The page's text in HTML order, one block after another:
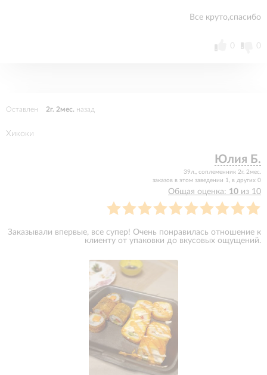
Все круто,спасибо
0 0
Оставлен 2г. 2мес. назад
Хикоки
Юлия Б.
39л., соплеменник 2г. 2мес.
заказов в этом заведении 1, в других 0
Общая оценка: 10 из 10
Заказывали впервые, все супер! Очень понравилась отношение к
клиенту от упаковки до вкусовых ощущений.